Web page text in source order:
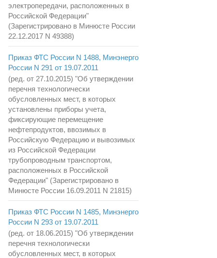
электропередачи, расположенных в
Российской Федерации"
(Зарегистрировано в Минюсте России
22.12.2017 N 49388)
Приказ ФТС России N 1488, Минэнерго
России N 291 от 19.07.2011
(ред. от 27.10.2015) "Об утверждении
перечня технологически
обусловленных мест, в которых
установлены приборы учета,
фиксирующие перемещение
нефтепродуктов, ввозимых в
Российскую Федерацию и вывозимых
из Российской Федерации
трубопроводным транспортом,
расположенных в Российской
Федерации" (Зарегистрировано в
Минюсте России 16.09.2011 N 21815)
Приказ ФТС России N 1485, Минэнерго
России N 293 от 19.07.2011
(ред. от 18.06.2015) "Об утверждении
перечня технологически
обусловленных мест, в которых